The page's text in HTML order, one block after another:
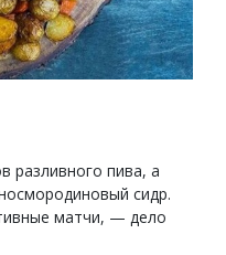
разливного пива, а
сидр.
матчи, — дело